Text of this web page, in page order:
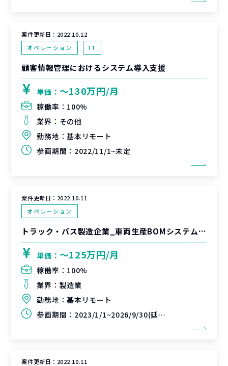
案件更新日： 2022.10.12
オペレーション
IT
顧客情報管理におけるシステム導入支援
単価： 〜130万円/月
稼働率： 100%
業界： その他
勤務地：基本リモート
参画期間： 2022/11/1~未定
案件更新日： 2022.10.11
オペレーション
トラック・バス製造企業_車両生産BOMシステム刷新PMO
単価： 〜125万円/月
稼働率： 100%
業界： 製造業
勤務地：基本リモート
参画期間： 2023/1/1~2026/9/30(延長可能性あり)
案件更新日： 2022.10.11